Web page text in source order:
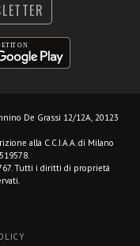
De Grassi 12/12A, 20123
alla C.C.I.A.A. di Milano
Tutti i diritti di proprietà